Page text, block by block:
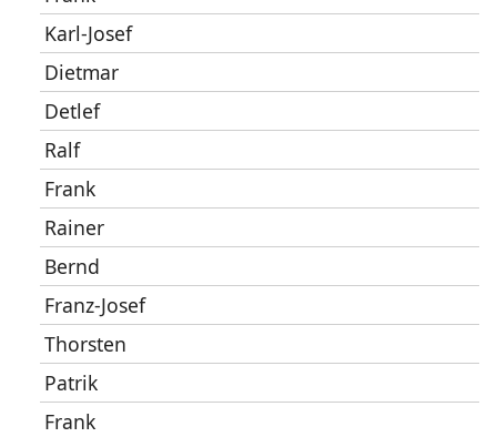
Karl-Josef
Dietmar
Detlef
Ralf
Frank
Rainer
Bernd
Franz-Josef
Thorsten
Patrik
Frank